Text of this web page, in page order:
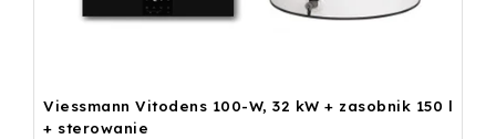
Viessmann Vitodens 100-W, 32 kW + zasobnik 150 l
+ sterowanie